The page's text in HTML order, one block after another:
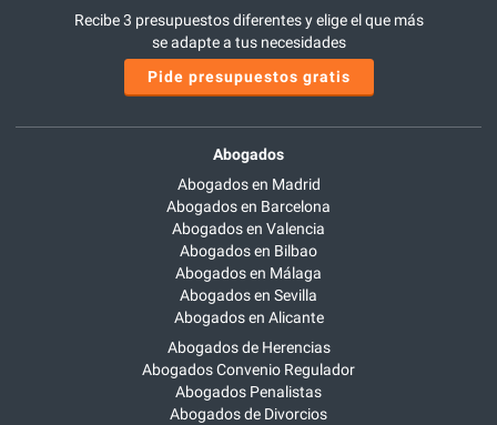
Recibe 3 presupuestos diferentes y elige el que más
se adapte a tus necesidades
Pide presupuestos gratis
Abogados
Abogados en Madrid
Abogados en Barcelona
Abogados en Valencia
Abogados en Bilbao
Abogados en Málaga
Abogados en Sevilla
Abogados en Alicante
Abogados de Herencias
Abogados Convenio Regulador
Abogados Penalistas
Abogados de Divorcios